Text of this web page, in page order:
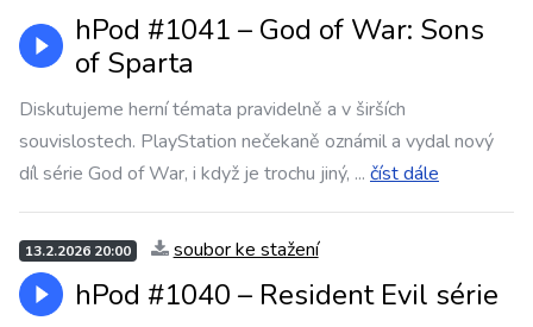
hPod #1041 – God of War: Sons
of Sparta
Diskutujeme herní témata pravidelně a v širších
souvislostech. PlayStation nečekaně oznámil a vydal nový
díl série God of War, i když je trochu jiný, ... číst dále
13.2.2026 20:00 soubor ke stažení
hPod #1040 – ⁠⁠⁠⁠⁠⁠Resident Evil série